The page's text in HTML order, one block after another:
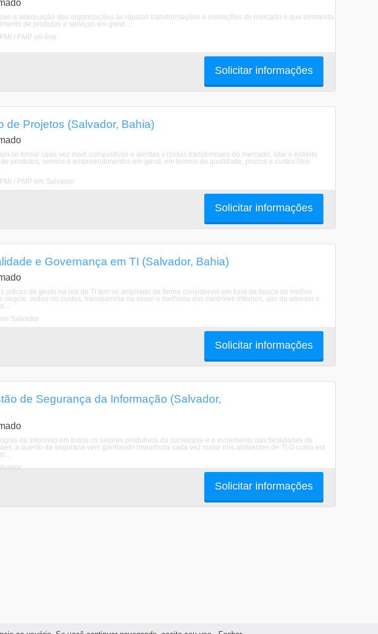
a adequação das organizações às rápidas transformações e oscilações do mercado o que demanda
de produtos e serviços em geral ...
/ PMP on-line
Solicitar informações
de Projetos (Salvador, Bahia)
se tornar cada vez mais competitivas e atentas s rpidas transformaes do mercado, vital o estreito
produtos, servios e empreendimentos em geral, em termos de qualidade, prazos e custos.Nos
/ PMP em Salvador
Solicitar informações
e Governança em TI (Salvador, Bahia)
prticas de gesto na rea de TI tem se ampliado de forma considervel em funo da busca de melhor
negcio, reduo de custos, transparncia na atuao e melhoria dos controles internos, alm de atender s
...
Salvador
Solicitar informações
de Segurança da Informação (Salvador,
da Informao em todos os setores produtivos da sociedade e o incremento das facilidades de
a questo da segurana vem ganhando importncia cada vez maior nos ambientes de TI.O curso est
...
Solicitar informações